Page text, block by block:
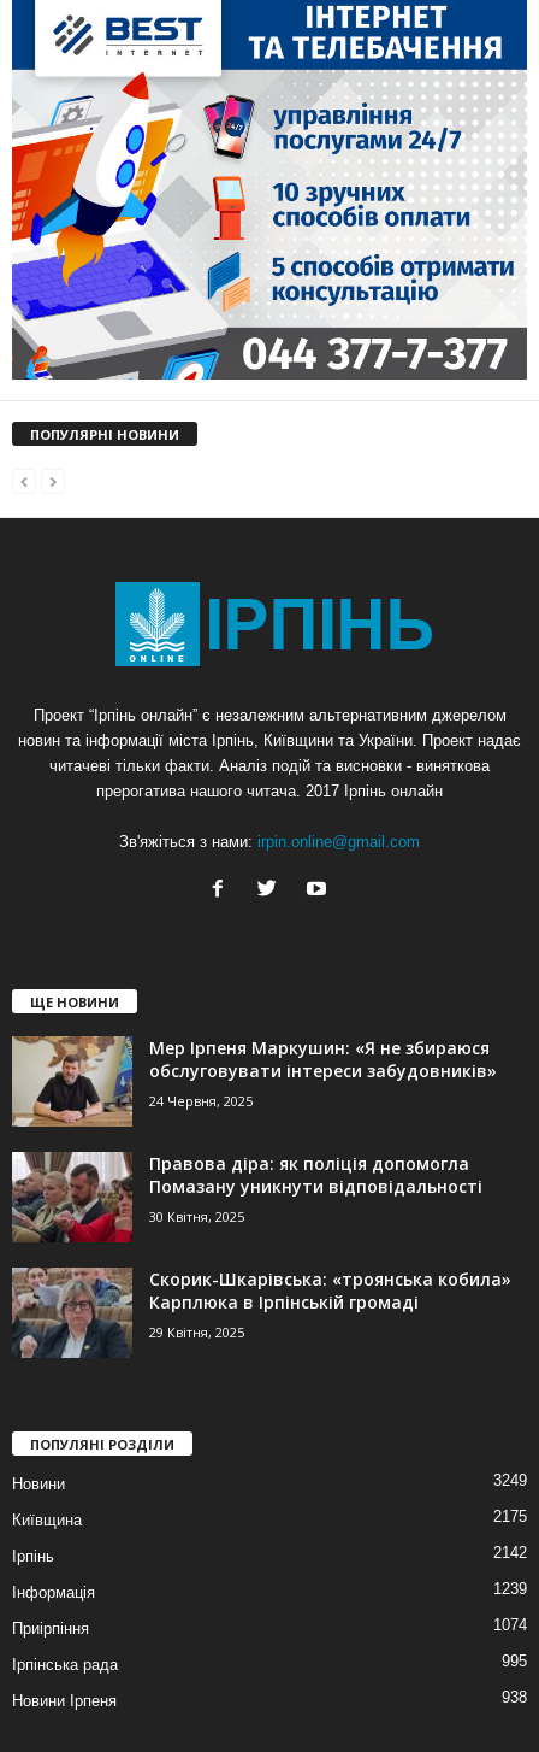
ПОПУЛЯРНІ НОВИНИ
Проект “Ірпінь онлайн” є незалежним альтернативним джерелом
новин та інформації міста Ірпінь, Київщини та України. Проект надає
читачеві тільки факти. Аналіз подій та висновки - виняткова
прерогатива нашого читача. 2017 Ірпінь онлайн
Зв'яжіться з нами: irpin.online@gmail.com
ЩЕ НОВИНИ
Мер Ірпеня Маркушин: «Я не збираюся
обслуговувати інтереси забудовників»
24 Червня, 2025
Правова діра: як поліція допомогла
Помазану уникнути відповідальності
30 Квітня, 2025
Скорик-Шкарівська: «троянська кобила»
Карплюка в Ірпінській громаді
29 Квітня, 2025
ПОПУЛЯНІ РОЗДІЛИ
Новини 3249
Київщина 2175
Ірпінь 2142
Інформація 1239
Приірпіння 1074
Ірпінська рада 995
Новини Ірпеня 938